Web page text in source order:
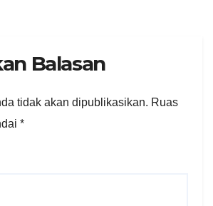
Balasan
tidak akan dipublikasikan. Ruas
*